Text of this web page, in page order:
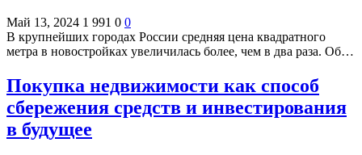
Май 13, 2024 1 991 0 0
В крупнейших городах России средняя цена квадратного
метра в новостройках увеличилась более, чем в два раза. Об…
Покупка недвижимости как способ
сбережения средств и инвестирования
в будущее